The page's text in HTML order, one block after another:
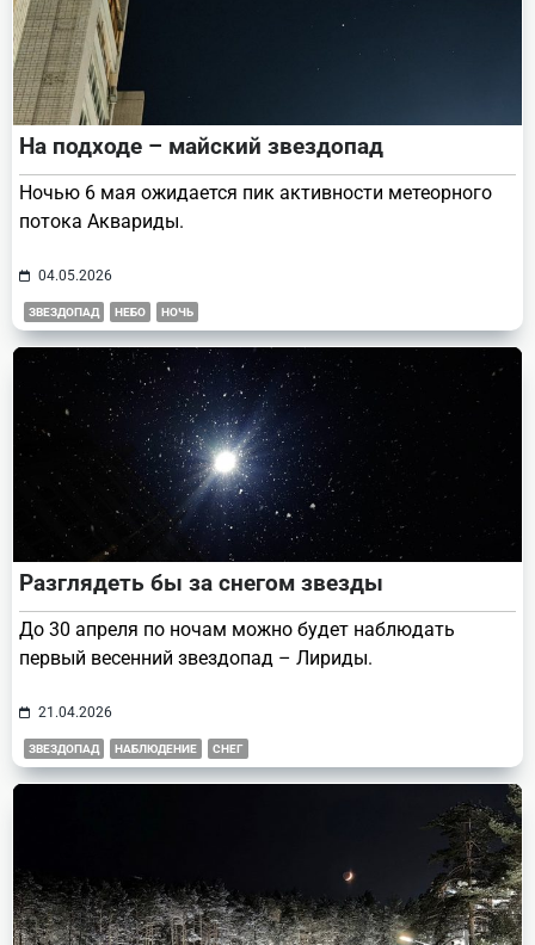
На подходе – майский звездопад
Ночью 6 мая ожидается пик активности метеорного
потока Аквариды.
04.05.2026
ЗВЕЗДОПАД НЕБО НОЧЬ
Разглядеть бы за снегом звезды
До 30 апреля по ночам можно будет наблюдать
первый весенний звездопад – Лириды.
21.04.2026
ЗВЕЗДОПАД НАБЛЮДЕНИЕ СНЕГ